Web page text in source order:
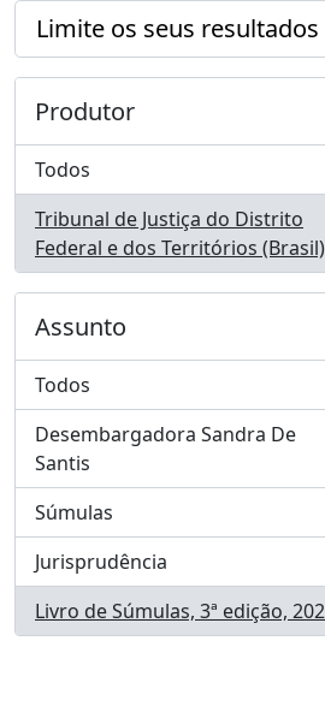
Limite os seus
Produtor
Todos
Tribunal de Justiça do Distrito
Federal e dos Territórios (Brasil)
, 1 resultados
Assunto
Todos
Desembargadora Sandra De
Santis
, 1 resultados
Súmulas
, 1 resultados
Jurisprudência
, 1 resultados
Livro de Súmulas, 3ª edição,
, 1 resultados